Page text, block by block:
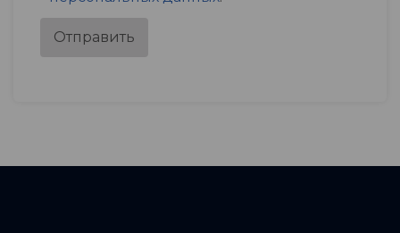
Отправить